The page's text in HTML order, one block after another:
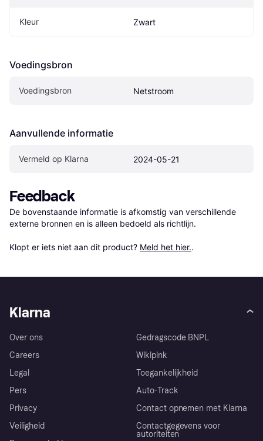
Kleur Zwart
Voedingsbron
Voedingsbron Netstroom
Aanvullende informatie
Vermeld op Klarna 2024-05-21
Feedback
De bovenstaande informatie is afkomstig van verschillende
externe bronnen en is alleen bedoeld als richtlijn.
Klopt er iets niet aan dit product? Meld het hier..
Klarna
Over ons
Careers
Legal
Pers
Privacy
Veiligheid
Gedragscode BNPL
Wikipink
Toegankelijkheid
Auto-Track
Contact opnemen met Klarna
Contactgegevens voor
autoriteiten